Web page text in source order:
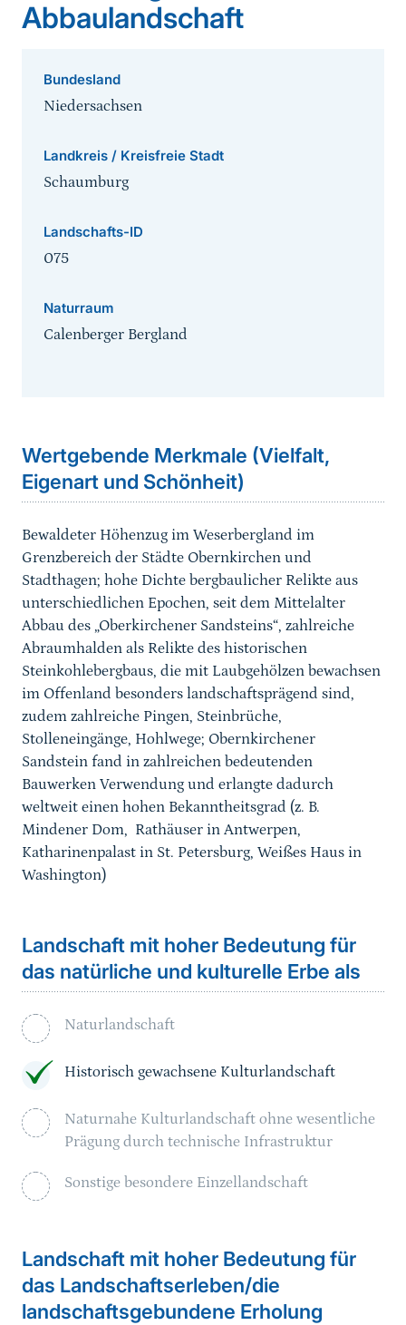
Abbaulandschaft
Bundesland
Niedersachsen
Landkreis / Kreisfreie Stadt
Schaumburg
Landschafts-ID
075
Naturraum
Calenberger Bergland
Wertgebende Merkmale (Vielfalt,
Eigenart und Schönheit)
Bewaldeter Höhenzug im Weserbergland im
Grenzbereich der Städte Obernkirchen und
Stadthagen; hohe Dichte bergbaulicher Relikte aus
unterschiedlichen Epochen, seit dem Mittelalter
Abbau des „Oberkirchener Sandsteins“, zahlreiche
Abraumhalden als Relikte des historischen
Steinkohlebergbaus, die mit Laubgehölzen bewachsen
im Offenland besonders landschaftsprägend sind,
zudem zahlreiche Pingen, Steinbrüche,
Stolleneingänge, Hohlwege; Obernkirchener
Sandstein fand in zahlreichen bedeutenden
Bauwerken Verwendung und erlangte dadurch
weltweit einen hohen Bekanntheitsgrad (z. B.
Mindener Dom, Rathäuser in Antwerpen,
Katharinenpalast in St. Petersburg, Weißes Haus in
Washington)
Landschaft mit hoher Bedeutung für
das natürliche und kulturelle Erbe als
Naturlandschaft
Historisch gewachsene Kulturlandschaft
Naturnahe Kulturlandschaft ohne wesentliche
Prägung durch technische Infrastruktur
Sonstige besondere Einzellandschaft
Landschaft mit hoher Bedeutung für
das Landschaftserleben/die
landschaftsgebundene Erholung